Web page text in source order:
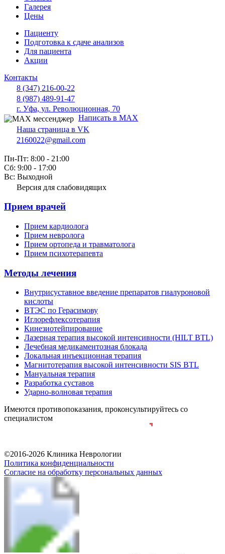
Галерея
Цены
Пациенту
Подготовка к сдаче анализов
Для пациента
Акции
Контакты
8 (347) 216-00-22
8 (987) 489-91-47
г. Уфа, ул. Революционная, 70
Написать в MAX
Наша страница в VK
2160022@gmail.com
Пн-Пт: 8:00 - 21:00
Сб: 9:00 - 17:00
Вс: Выходной
Версия для слабовидящих
Прием врачей
Прием кардиолога
Прием невролога
Прием ортопеда и травматолога
Прием психотерапевта
Методы лечения
Внутрисуставное введение препаратов гиалуроновой
кислоты
ВТЭС по Герасимову
Иглорефлексотерапия
Кинезиотейпирование
Лазерная терапия высокой интенсивности (HILT BTL)
Лечебная медикаментозная блокада
Локальная инъекционная терапия
Магнитотерапия высокой интенсивности SIS BTL
Мануальная терапия
Разработка суставов
Ударно-волновая терапия
Имеются противопоказания, проконсультируйтесь со
специалистом
©2016-2026 Клиника Неврологии
Политика конфиденциальности
Согласие на обработку персональных данных